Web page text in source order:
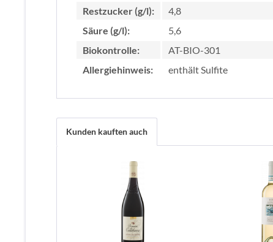
Restzucker (g/l):
4,8
Säure (g/l):
5,6
Biokontrolle:
AT-BIO-301
Allergiehinweis:
enthält Sulfite
Kunden kauften auch